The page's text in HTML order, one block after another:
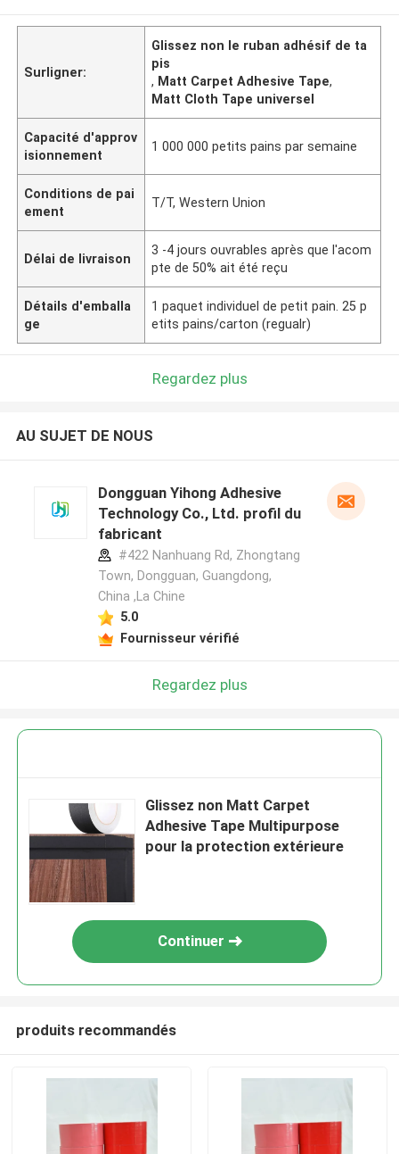
Surligner:
Glissez non le ruban adhésif de ta
pis
, Matt Carpet Adhesive Tape,
Matt Cloth Tape universel
Capacité d'approv
isionnement
1 000 000 petits pains par semaine
Conditions de pai
ement
T/T, Western Union
Délai de livraison
3 -4 jours ouvrables après que l'acom
pte de 50% ait été reçu
Détails d'emballa
ge
1 paquet individuel de petit pain. 25 p
etits pains/carton (regualr)
Regardez plus
AU SUJET DE NOUS
Dongguan Yihong Adhesive
Technology Co., Ltd. profil du
fabricant
#422 Nanhuang Rd, Zhongtang
Town, Dongguan, Guangdong,
China ,La Chine
5.0
Fournisseur vérifié
Regardez plus
Glissez non Matt Carpet
Adhesive Tape Multipurpose
pour la protection extérieure
Continuer
produits recommandés